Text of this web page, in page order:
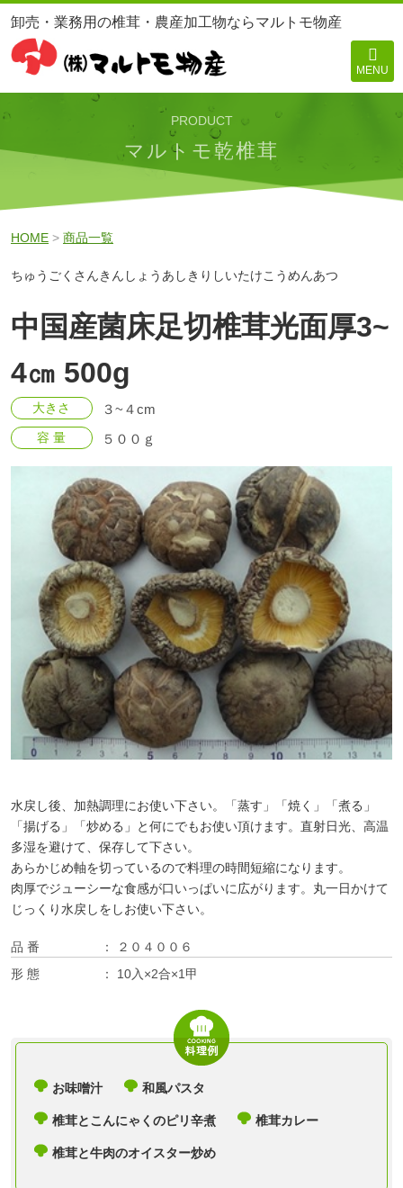
卸売・業務用の椎茸・農産加工物ならマルトモ物産
MENU
PRODUCT
マルトモ乾椎茸
HOME > 商品一覧
ちゅうごくさんきんしょうあしきりしいたけこうめんあつ
中国産菌床足切椎茸光面厚3~
4㎝ 500g
大きさ ３~４cm
容 量 ５００ｇ
水戻し後、加熱調理にお使い下さい。「蒸す」「焼く」「煮る」
「揚げる」「炒める」と何にでもお使い頂けます。直射日光、高温
多湿を避けて、保存して下さい。
あらかじめ軸を切っているので料理の時間短縮になります。
肉厚でジューシーな食感が口いっぱいに広がります。丸一日かけて
じっくり水戻しをしお使い下さい。
品 番
２０４００６
形 態
10入×2合×1甲
お味噌汁 和風パスタ
椎茸とこんにゃくのピリ辛煮 椎茸カレー
椎茸と牛肉のオイスター炒め